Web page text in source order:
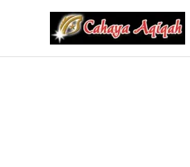
konten